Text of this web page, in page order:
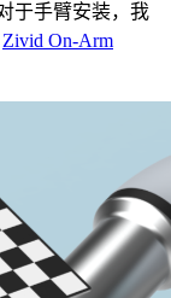
于手臂安装，我
Zivid On-Arm